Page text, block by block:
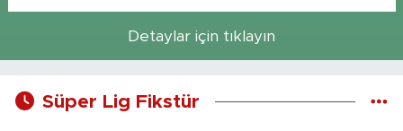
Detaylar için tıklayın
Süper Lig Fikstür